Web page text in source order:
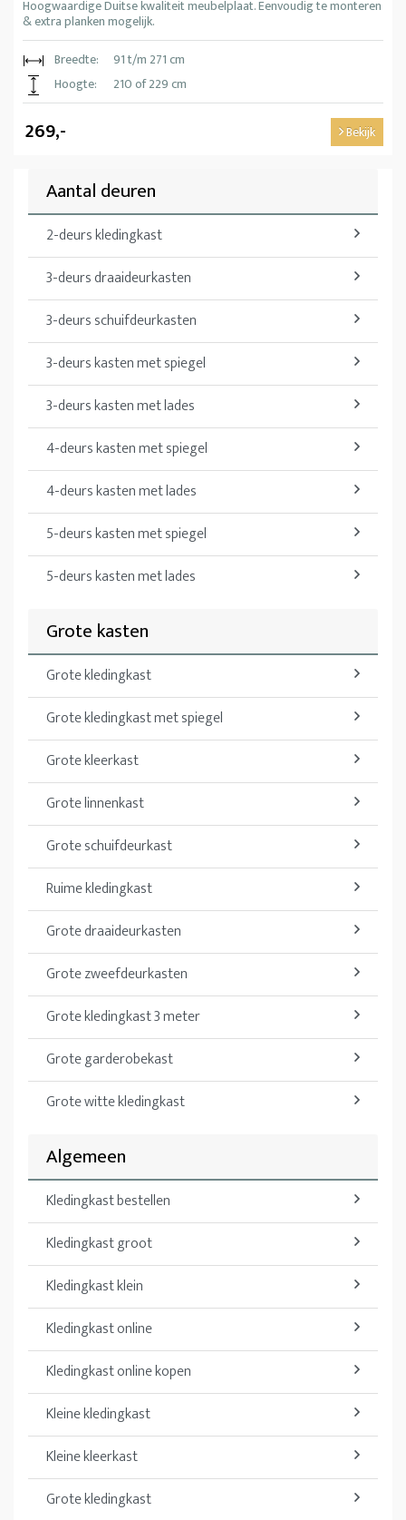
Hoogwaardige Duitse kwaliteit meubelplaat. Eenvoudig te monteren
& extra planken mogelijk.
Breedte:
91 t/m 271 cm
Hoogte:
210 of 229 cm
269,- Bekijk
Aantal deuren
2-deurs kledingkast
3-deurs draaideurkasten
3-deurs schuifdeurkasten
3-deurs kasten met spiegel
3-deurs kasten met lades
4-deurs kasten met spiegel
4-deurs kasten met lades
5-deurs kasten met spiegel
5-deurs kasten met lades
Grote kasten
Grote kledingkast
Grote kledingkast met spiegel
Grote kleerkast
Grote linnenkast
Grote schuifdeurkast
Ruime kledingkast
Grote draaideurkasten
Grote zweefdeurkasten
Grote kledingkast 3 meter
Grote garderobekast
Grote witte kledingkast
Algemeen
Kledingkast bestellen
Kledingkast groot
Kledingkast klein
Kledingkast online
Kledingkast online kopen
Kleine kledingkast
Kleine kleerkast
Grote kledingkast